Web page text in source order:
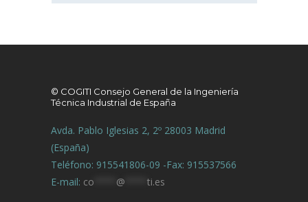
© COGITI Consejo General de la Ingeniería
Técnica Industrial de España
Avda. Pablo Iglesias 2, 2º 28003 Madrid
(España)
Teléfono: 915541806-09 -Fax: 915537566
E-mail: co @ ti.es